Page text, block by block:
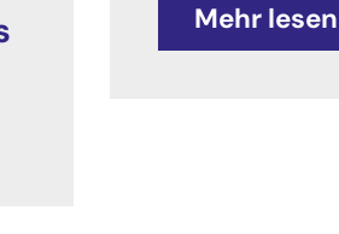
Mehr lesen